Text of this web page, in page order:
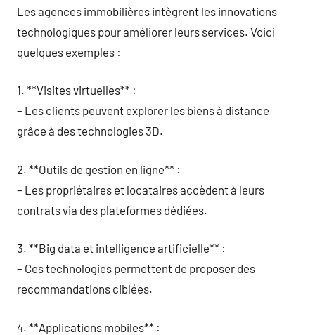
Les agences immobilières intègrent les innovations
technologiques pour améliorer leurs services. Voici
quelques exemples :
1. **Visites virtuelles** :
– Les clients peuvent explorer les biens à distance
grâce à des technologies 3D.
2. **Outils de gestion en ligne** :
– Les propriétaires et locataires accèdent à leurs
contrats via des plateformes dédiées.
3. **Big data et intelligence artificielle** :
– Ces technologies permettent de proposer des
recommandations ciblées.
4. **Applications mobiles** :